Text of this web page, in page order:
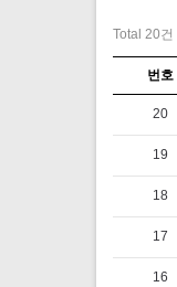
Total 20건
번호
20
19
18
17
16